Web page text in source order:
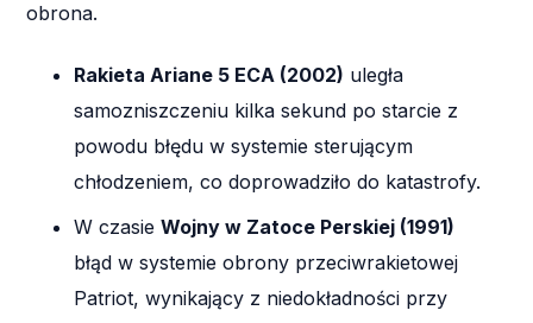
obrona.
Rakieta Ariane 5 ECA (2002) uległa
samozniszczeniu kilka sekund po starcie z
powodu błędu w systemie sterującym
chłodzeniem, co doprowadziło do katastrofy.
W czasieWojny w Zatoce Perskiej (1991)
błąd w systemie obrony przeciwrakietowej
Patriot, wynikający z niedokładności przy